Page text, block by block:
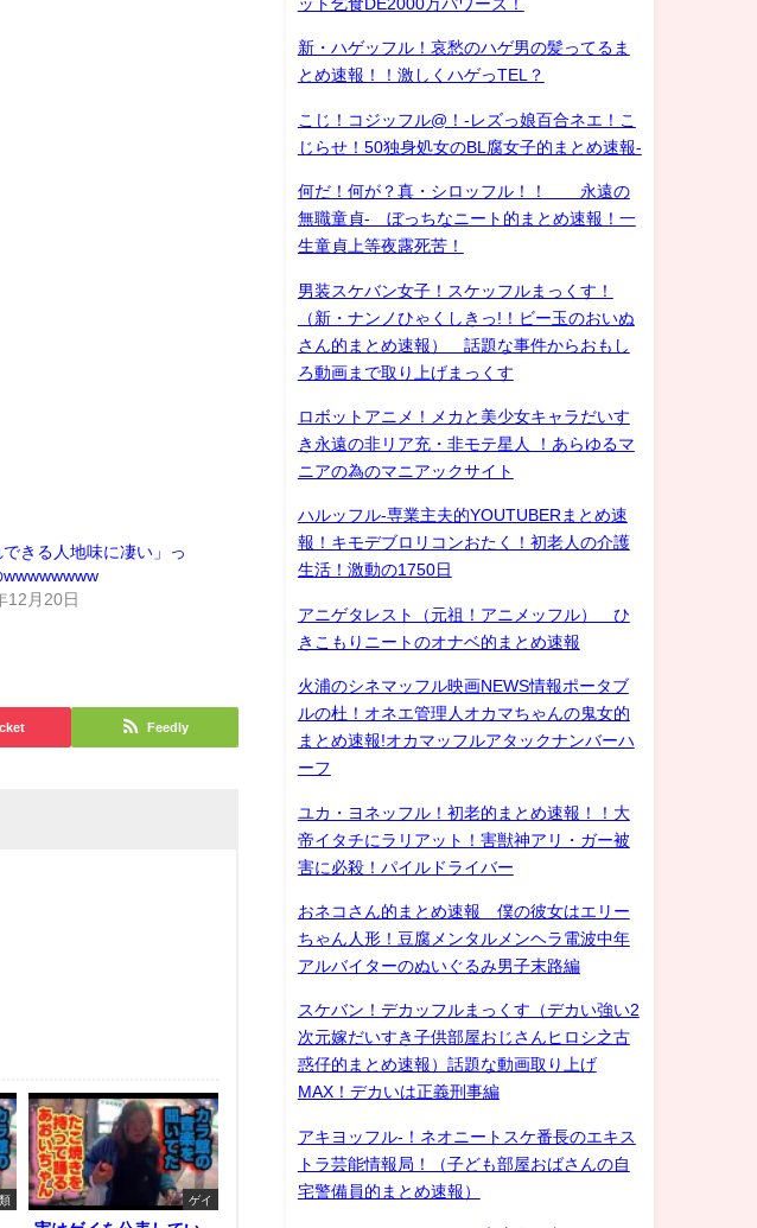
できる人地味に凄い」っ
wwwwwwww
12月20日
Feedly
ゲイ
ット乞食DE2000万パワーズ！
新・ハゲッフル！哀愁のハゲ男の髪ってるま
とめ速報！！激しくハゲっTEL？
こじ！コジッフル@！-レズっ娘百合ネエ！こ
じらせ！50独身処女のBL腐女子的まとめ速報-
何だ！何が？真・シロッフル！！ 永遠の
無職童貞- ぼっちなニート的まとめ速報！一
生童貞上等夜露死苦！
男装スケバン女子！スケッフルまっくす！
（新・ナンノひゃくしきっ!！ビー玉のおいぬ
さん的まとめ速報） 話題な事件からおもし
ろ動画まで取り上げまっくす
ロボットアニメ！メカと美少女キャラだいす
き永遠の非リア充・非モテ星人 ！あらゆるマ
ニアの為のマニアックサイト
ハルッフル-専業主夫的YOUTUBERまとめ速
報！キモデブロリコンおたく！初老人の介護
生活！激動の1750日
アニゲタレスト（元祖！アニメッフル） ひ
きこもりニートのオナベ的まとめ速報
火浦のシネマッフル映画NEWS情報ポータブ
ルの杜！オネエ管理人オカマちゃんの鬼女的
まとめ速報!オカマッフルアタックナンバーハ
ーフ
ユカ・ヨネッフル！初老的まとめ速報！！大
帝イタチにラリアット！害獣神アリ・ガー被
害に必殺！パイルドライバー
おネコさん的まとめ速報 僕の彼女はエリー
ちゃん人形！豆腐メンタルメンヘラ電波中年
アルバイターのぬいぐるみ男子末路編
スケバン！デカッフルまっくす（デカい強い2
次元嫁だいすき子供部屋おじさんヒロシ之古
惑仔的まとめ速報）話題な動画取り上げ
MAX！デカいは正義刑事編
アキヨッフル-！ネオニートスケ番長のエキス
トラ芸能情報局！（子ども部屋おばさんの自
宅警備員的まとめ速報）